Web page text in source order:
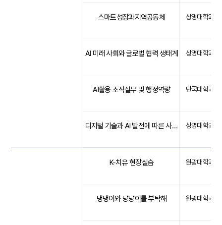
스마트성장과지역공동체 상명대학교
AI 미래 사회와 글로벌 협력 생태계 상명대학교
AI활용 조직실무 및 행정역량 단국대학교
디지털 기술과 AI 발전에 따른 사회서비스의 변화 상명대학교
K-치유 현장실습 원광대학교
댕댕이와 냥냥이를 부탁해 원광대학교